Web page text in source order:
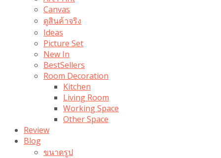
Canvas
ดูสินค้าจริง
Ideas
Picture Set
New In
BestSellers
Room Decoration
Kitchen
Living Room
Working Space
Other Space
Review
Blog
ขนาดรูป